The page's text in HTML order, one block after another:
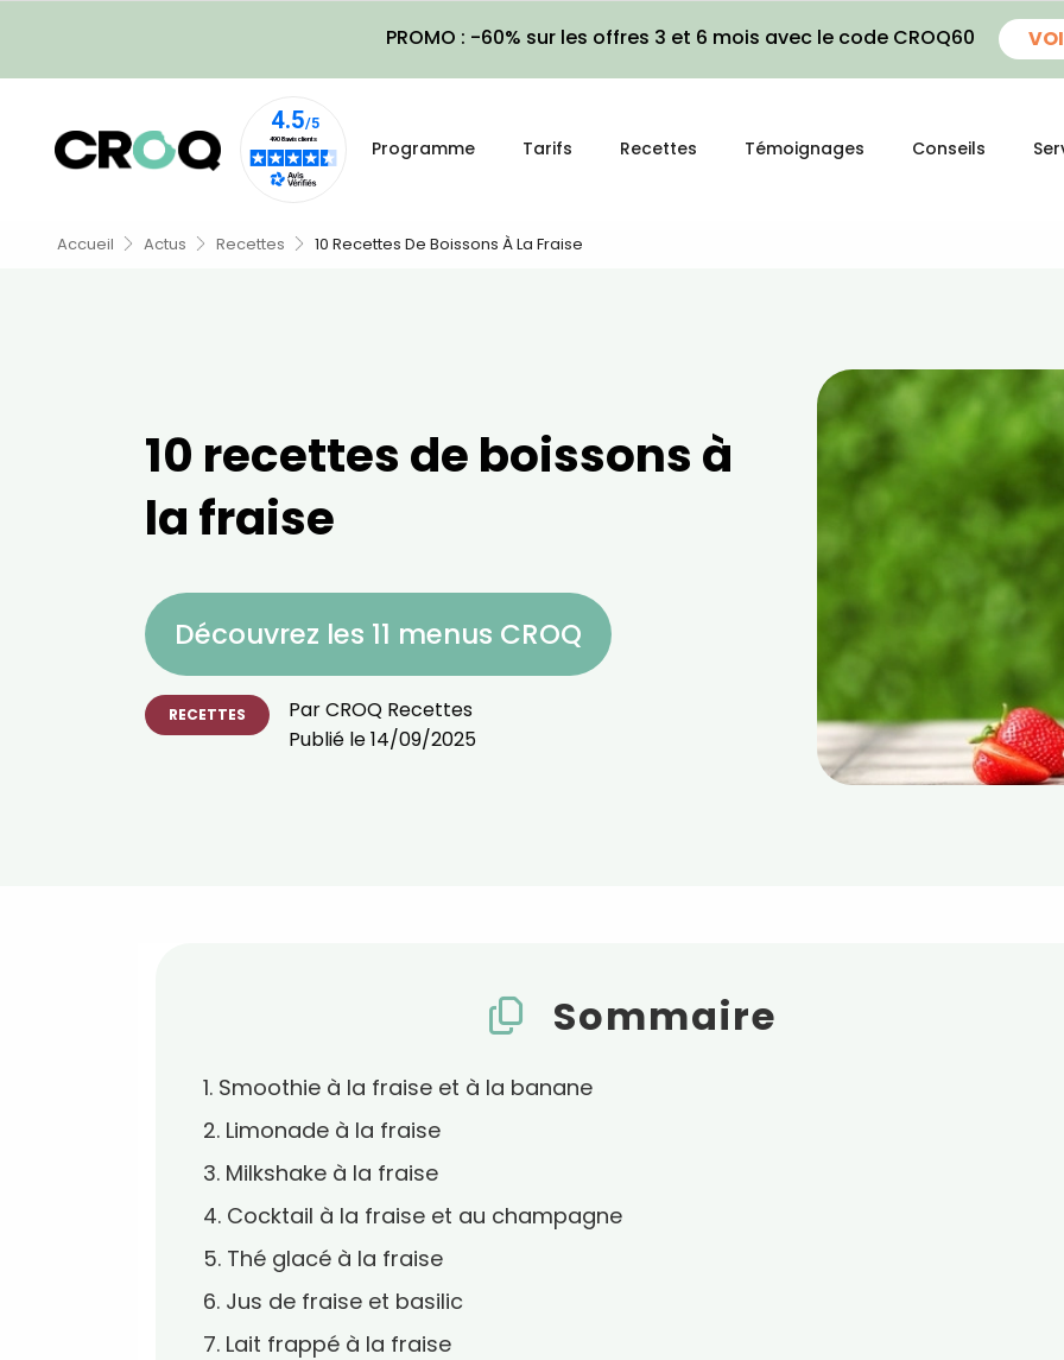
PROMO : -60% sur les offres 3 et 6 mois avec le code CROQ60
Programme Tarifs Recettes Témoignages Conseils
Accueil Actus Recettes 10 Recettes De Boissons À La Fraise
10 recettes de boissons à
la fraise
Découvrez les 11 menus CROQ
RECETTES ParCROQ Recettes
Publié le14/09/2025
Sommaire
1. Smoothie à la fraise et à la banane
2. Limonade à la fraise
3. Milkshake à la fraise
4. Cocktail à la fraise et au champagne
5. Thé glacé à la fraise
6. Jus de fraise et basilic
7. Lait frappé à la fraise